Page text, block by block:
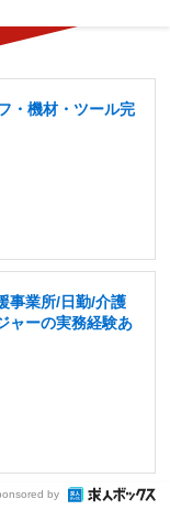
・機材・ツール完
事業所/日勤/介護
ャーの実務経験あ
by